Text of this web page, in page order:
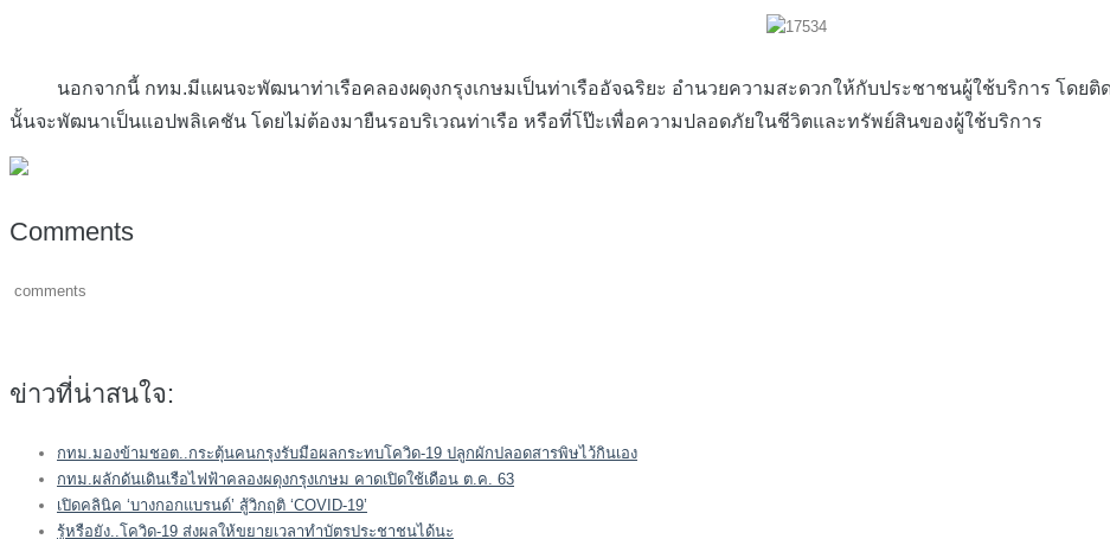
นอกจากนี้ กทม.มีแผนจะพัฒนาท่าเรือคลองผดุงกรุงเกษมเป็นท่าเรืออัจฉริยะ อำนวยความสะดวกให้กับประชาชนผู้ใช้บริการ โดยติด
นั้นจะพัฒนาเป็นแอปพลิเคชัน โดยไม่ต้องมายืนรอบริเวณท่าเรือ หรือที่โป๊ะเพื่อความปลอดภัยในชีวิตและทรัพย์สินของผู้ใช้บริการ
Comments
comments
ข่าวที่น่าสนใจ:
กทม.มองข้ามชอต..กระตุ้นคนกรุงรับมือผลกระทบโควิด-19 ปลูกผักปลอดสารพิษไว้กินเอง
กทม.ผลักดันเดินเรือไฟฟ้าคลองผดุงกรุงเกษม คาดเปิดใช้เดือน ต.ค. 63
เปิดคลินิค ‘บางกอกแบรนด์’ สู้วิกฤติ ‘COVID-19’
รู้หรือยัง..โควิด-19 ส่งผลให้ขยายเวลาทำบัตรประชาชนได้นะ